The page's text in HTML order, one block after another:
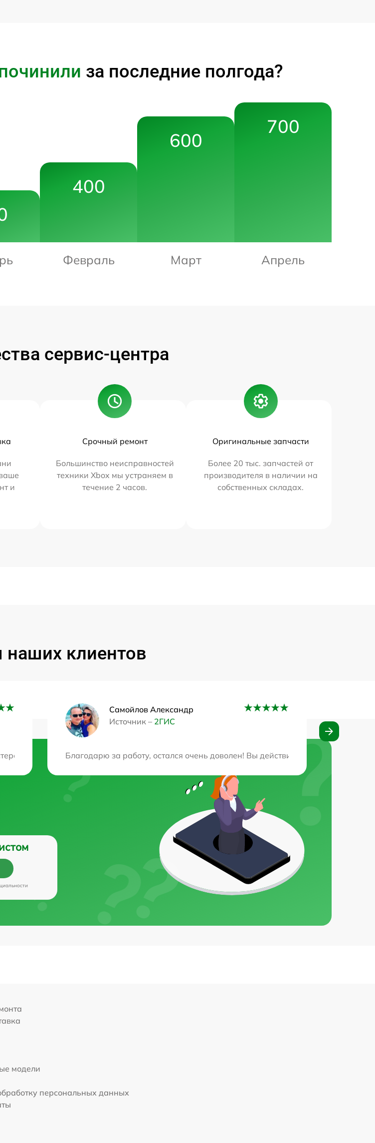
за последние полгода?
400
Февраль
600
Март
700
Апрель
сервис-центра
и
Срочный ремонт
Большинство неисправностей
техники Xbox мы устраняем в
течение 2 часов.
Оригинальные запчасти
Более 20 тыс. запчастей от
производителя в наличии на
собственных складах.
клиентов
Отличный сервис, приемлемые цены и никаких дополнительных затрат. Рекомендую
Самойлов Александр
Источник – 2ГИС
Благодарю за работу, остался очень доволен! Вы действительно лучшие в
модели
персональных данных